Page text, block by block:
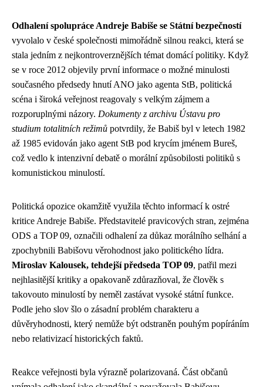
Odhalení spolupráce Andreje Babiše se Státní bezpečností
vyvolalo v české společnosti mimořádně silnou reakci, která se
stala jedním z nejkontroverznějších témat domácí politiky. Když
se v roce 2012 objevily první informace o možné minulosti
současného předsedy hnutí ANO jako agenta StB, politická
scéna i široká veřejnost reagovaly s velkým zájmem a
rozporuplnými názory. Dokumenty z archivu Ústavu pro
studium totalitních režimů potvrdily, že Babiš byl v letech 1982
až 1985 evidován jako agent StB pod krycím jménem Bureš,
což vedlo k intenzivní debatě o morální způsobilosti politiků s
komunistickou minulostí.
Politická opozice okamžitě využila těchto informací k ostré
kritice Andreje Babiše. Představitelé pravicových stran, zejména
ODS a TOP 09, označili odhalení za důkaz morálního selhání a
zpochybnili Babišovu věrohodnost jako politického lídra.
Miroslav Kalousek, tehdejší předseda TOP 09, patřil mezi
nejhlasitější kritiky a opakovaně zdůrazňoval, že člověk s
takovouto minulostí by neměl zastávat vysoké státní funkce.
Podle jeho slov šlo o zásadní problém charakteru a
důvěryhodnosti, který nemůže být odstraněn pouhým popíráním
nebo relativizací historických faktů.
Reakce veřejnosti byla výrazně polarizovaná. Část občanů